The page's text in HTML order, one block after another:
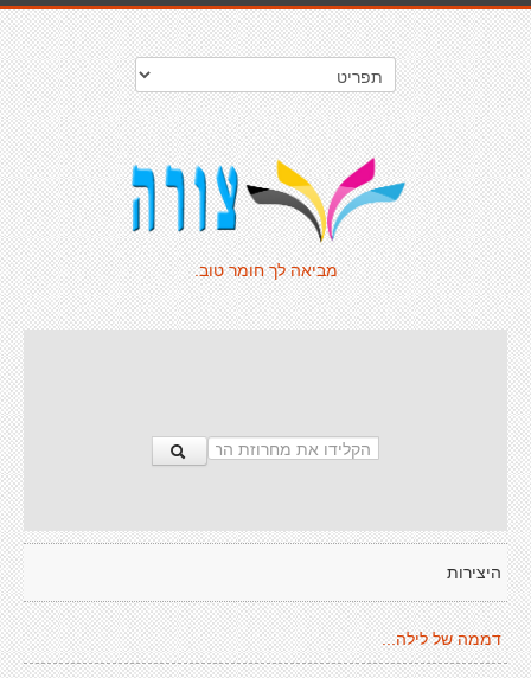
מביאה לך חומר טוב.
היצירות
דממה של לילה...